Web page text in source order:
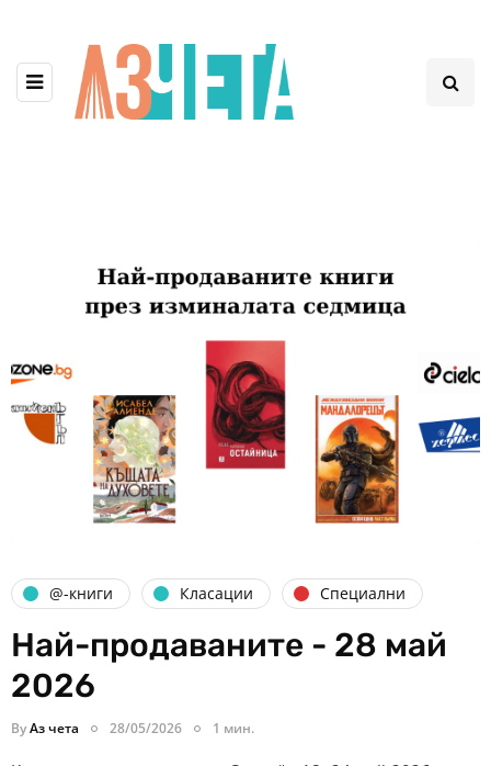
@-книги Класации Специални
Най-продаваните - 28 май
2026
ByАз чета 28/05/2026 1 мин.